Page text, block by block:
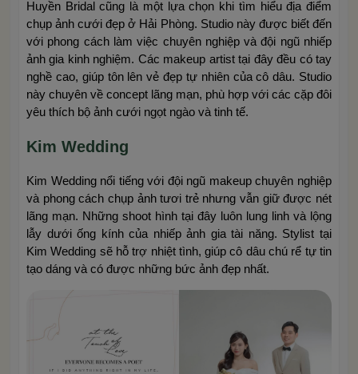
Huyền Bridal cũng là một lựa chọn khi tìm hiểu địa điểm
chụp ảnh cưới đẹp ở Hải Phòng. Studio này được biết đến
với phong cách làm việc chuyên nghiệp và đội ngũ nhiếp
ảnh gia kinh nghiệm. Các makeup artist tại đây đều có tay
nghề cao, giúp tôn lên vẻ đẹp tự nhiên của cô dâu. Studio
này chuyên về concept lãng mạn, phù hợp với các cặp đôi
yêu thích bộ ảnh cưới ngọt ngào và tinh tế.
Kim Wedding
Kim Wedding nổi tiếng với đội ngũ makeup chuyên nghiệp
và phong cách chụp ảnh tươi trẻ nhưng vẫn giữ được nét
lãng mạn. Những shoot hình tại đây luôn lung linh và lộng
lẫy dưới ống kính của nhiếp ảnh gia tài năng. Stylist tại
Kim Wedding sẽ hỗ trợ nhiệt tình, giúp cô dâu chú rể tự tin
tạo dáng và có được những bức ảnh đẹp nhất.